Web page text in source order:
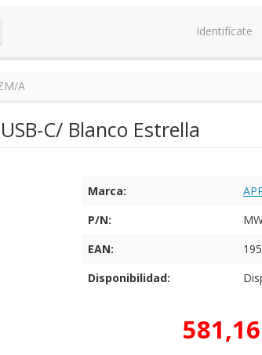
Identifícate
A
C/ Blanco Estrella
Marca:
P/N:
EAN:
Disponibilidad: